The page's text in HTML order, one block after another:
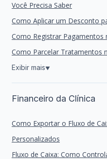
Você Precisa Saber
Como Aplicar um Desconto
Como Registrar Pagamentos
Como Parcelar Tratamentos
Exibir mais▼
Financeiro da Clínica
Como Exportar o Fluxo de
Personalizados
Fluxo de Caixa: Como